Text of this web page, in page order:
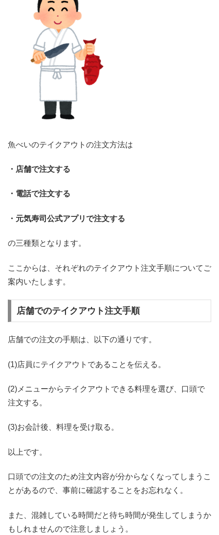
魚べいのテイクアウトの注文方法は
・店舗で注文する
・電話で注文する
・元気寿司公式アプリで注文する
の三種類となります。
ここからは、それぞれのテイクアウト注文手順についてご
案内いたします。
店舗でのテイクアウト注文手順
店舗での注文の手順は、以下の通りです。
(1)店員にテイクアウトであることを伝える。
(2)メニューからテイクアウトできる料理を選び、口頭で
注文する。
(3)お会計後、料理を受け取る。
以上です。
口頭での注文のため注文内容が分からなくなってしまうこ
とがあるので、事前に確認することをお忘れなく。
また、混雑している時間だと待ち時間が発生してしまうか
もしれませんので注意しましょう。